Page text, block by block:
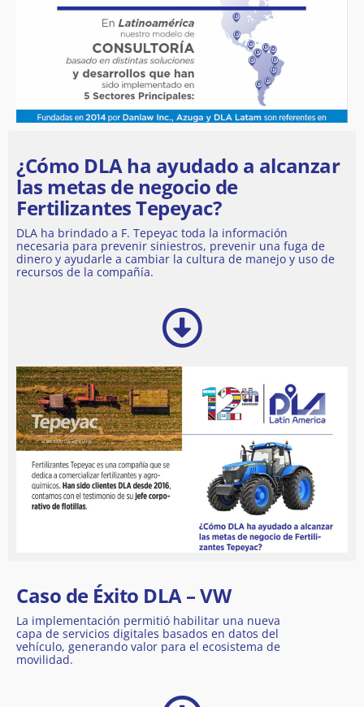
¿Cómo DLA ha ayudado a alcanzar
las metas de negocio de
Fertilizantes Tepeyac?
DLA ha brindado a F. Tepeyac toda la información
necesaria para prevenir siniestros, prevenir una fuga de
dinero y ayudarle a cambiar la cultura de manejo y uso de
recursos de la compañía.
Caso de Éxito DLA – VW
La implementación permitió habilitar una nueva
capa de servicios digitales basados en datos del
vehículo, generando valor para el ecosistema de
movilidad.